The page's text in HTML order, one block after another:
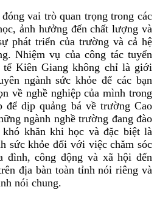
vai trò quan trọng trong các
ảnh hưởng đến chất lượng và
phát triển của trường và cả hệ
Nhiệm vụ của công tác tuyển
Kiên Giang không chỉ là giới
ngành sức khỏe để các bạn
về nghề nghiệp của mình trong
dịp quảng bá về trường Cao
ngành nghề trường đang đào
khăn khi học và đặc biệt là
sức khỏe đối với việc chăm sóc
đình, công động và xã hội đến
địa bàn toàn tỉnh nói riêng và
nói chung.